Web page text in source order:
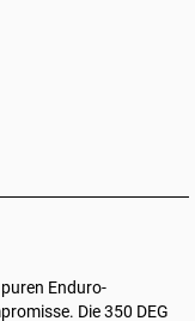
Enduro-
Die 350 DEG